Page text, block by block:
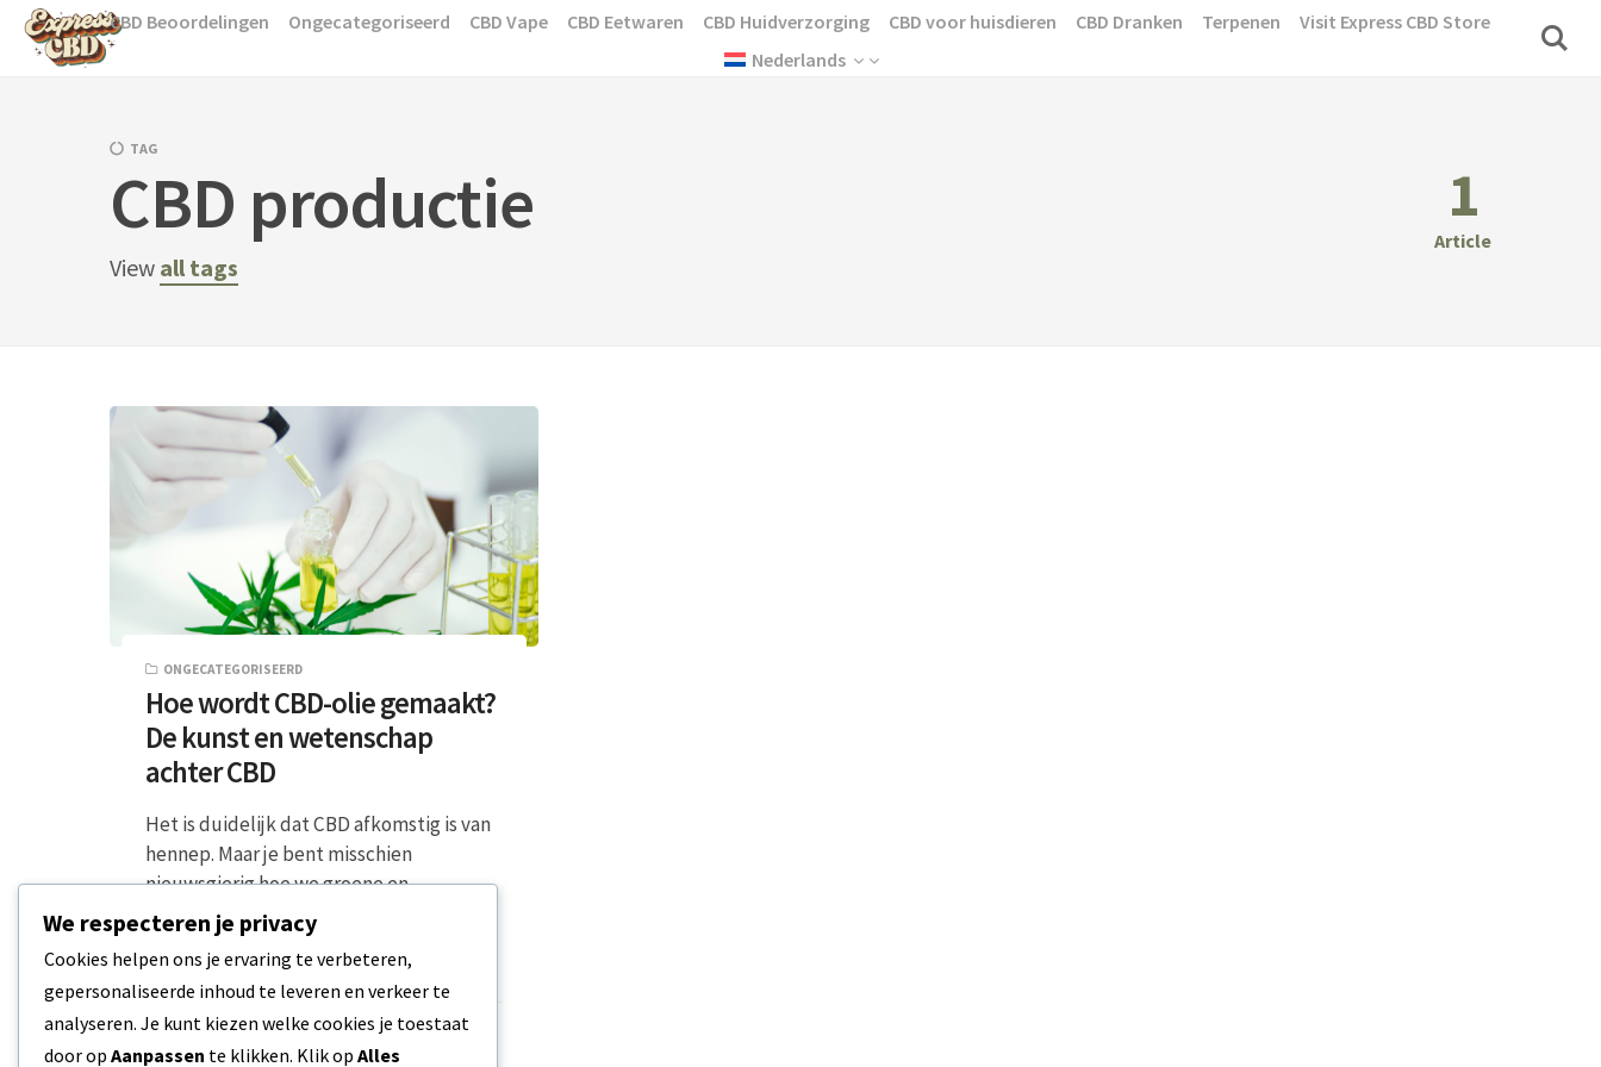
Skip
CBD Beoordelingen Ongecategoriseerd CBD Vape CBD Eetwaren CBD Huidverzorging CBD voor huisdieren CBD Dranken Terpenen
Visit Express CBD Store
Nederlands
TAG
CBD productie
View all tags
1
Article
ONGECATEGORISEERD
Hoe wordt CBD-olie gemaakt?
De kunst en wetenschap
achter CBD
Het is duidelijk dat CBD afkomstig is van
hennep. Maar je bent misschien
nieuwsgierig hoe we groene en
bladplanten kunnen…
4 MIN READ 20 MAART 2024
We respecteren je privacy
Cookies helpen ons je ervaring te verbeteren,
gepersonaliseerde inhoud te leveren en verkeer te
analyseren. Je kunt kiezen welke cookies je toestaat
door op Aanpassen te klikken. Klik op Alles